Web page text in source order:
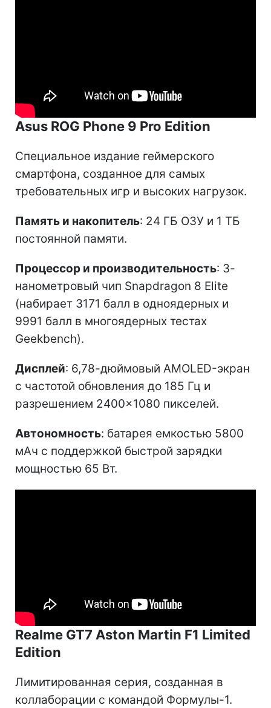
Asus ROG Phone 9 Pro Edition
Специальное издание геймерского
смартфона, созданное для самых
требовательных игр и высоких нагрузок.
Память и накопитель: 24 ГБ ОЗУ и 1 ТБ
постоянной памяти.
Процессор и производительность: 3-
нанометровый чип Snapdragon 8 Elite
(набирает 3171 балл в одноядерных и
9991 балл в многоядерных тестах
Geekbench).
Дисплей: 6,78-дюймовый AMOLED-экран
с частотой обновления до 185 Гц и
разрешением 2400×1080 пикселей.
Автономность: батарея емкостью 5800
мАч с поддержкой быстрой зарядки
мощностью 65 Вт.
Realme GT7 Aston Martin F1 Limited
Edition
Лимитированная серия, созданная в
коллаборации с командой Формулы-1.